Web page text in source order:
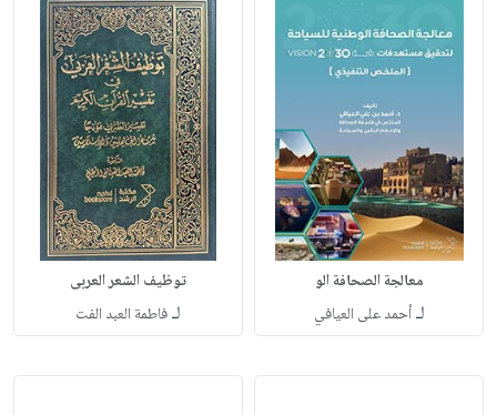
معالجة الصحافة الو
لـأحمد على العيافي
توظيف الشعر العربى
لـفاطمة العبد الفت